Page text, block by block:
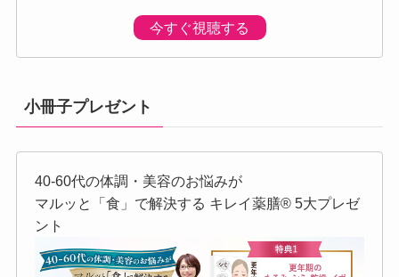
今すぐ視聴する
小冊子プレゼント
40-60代の体調・美容のお悩みが
マルッと「食」で解決する キレイ薬膳®︎ 5大プレゼ
ント